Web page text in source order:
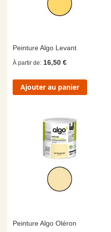
Peinture Algo Levant
À partir de 16,50 €
Ajouter au panier
Peinture Algo Oléron